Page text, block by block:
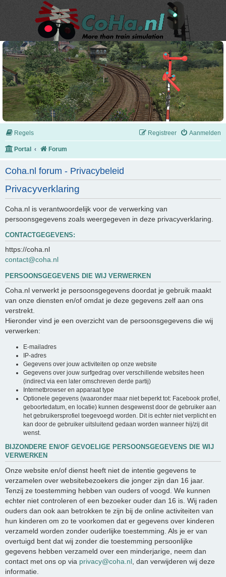
Regels Aanmelden
Registreer
Portal Forum
Coha.nl forum - Privacybeleid
Privacyverklaring
Coha.nl is verantwoordelijk voor de verwerking van
persoonsgegevens zoals weergegeven in deze privacyverklaring.
CONTACTGEGEVENS:
https://coha.nl
contact@coha.nl
PERSOONSGEGEVENS DIE WIJ VERWERKEN
Coha.nl verwerkt je persoonsgegevens doordat je gebruik maakt
van onze diensten en/of omdat je deze gegevens zelf aan ons
verstrekt.
Hieronder vind je een overzicht van de persoonsgegevens die wij
verwerken:
E-mailadres
IP-adres
Gegevens over jouw activiteiten op onze website
Gegevens over jouw surfgedrag over verschillende websites heen
(indirect via een later omschreven derde partij)
Internetbrowser en apparaat type
Optionele gegevens (waaronder maar niet beperkt tot: Facebook profiel,
geboortedatum, en locatie) kunnen desgewenst door de gebruiker aan
het gebruikersprofiel toegevoegd worden. Dit is echter niet verplicht en
kan door de gebruiker uitsluitend gedaan worden wanneer hij/zij dit
wenst.
BIJZONDERE EN/OF GEVOELIGE PERSOONSGEGEVENS DIE WIJ
VERWERKEN
Onze website en/of dienst heeft niet de intentie gegevens te
verzamelen over websitebezoekers die jonger zijn dan 16 jaar.
Tenzij ze toestemming hebben van ouders of voogd. We kunnen
echter niet controleren of een bezoeker ouder dan 16 is. Wij raden
ouders dan ook aan betrokken te zijn bij de online activiteiten van
hun kinderen om zo te voorkomen dat er gegevens over kinderen
verzameld worden zonder ouderlijke toestemming. Als je er van
overtuigd bent dat wij zonder die toestemming persoonlijke
gegevens hebben verzameld over een minderjarige, neem dan
contact met ons op via privacy@coha.nl , dan verwijderen wij deze
informatie.